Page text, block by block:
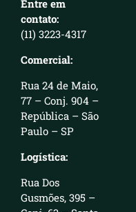
Entre em
contato:
(11) 3223-4317
Comercial:
Rua 24 de Maio,
77 – Conj. 904 –
República – São
Paulo – SP
Logística:
Rua Dos
Gusmões, 395 –